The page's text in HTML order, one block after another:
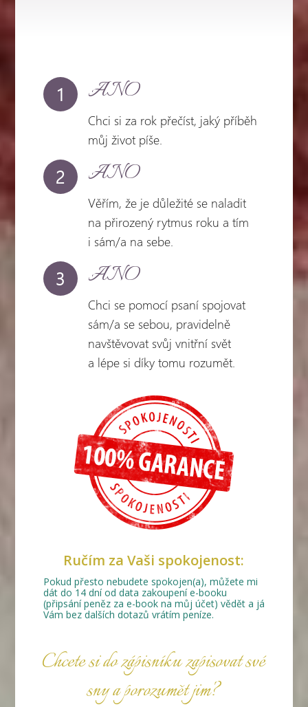
1 ANO
Chci si za rok přečíst, jaký příběh
můj život píše.
2 ANO
Věřím, že je důležité se naladit
na přirozený rytmus roku a tím
i sám/a na sebe.
3 ANO
Chci se pomocí psaní spojovat
sám/a se sebou, pravidelně
navštěvovat svůj vnitřní svět
a lépe si díky tomu rozumět.
Ručím za Vaši spokojenost:
Pokud přesto nebudete spokojen(a), můžete mi
dát do 14 dní od data zakoupení e-booku
(připsání peněz za e-book na můj účet) vědět a já
Vám bez dalších dotazů vrátím peníze.
Chcete si do zápisníku zapisovat své
sny a porozumět jim?